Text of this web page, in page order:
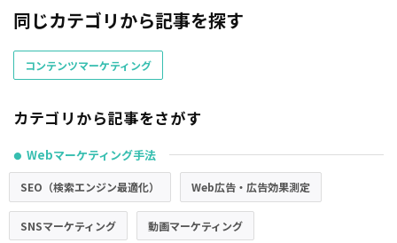
同じカテゴリから記事を探す
コンテンツマーケティング
カテゴリから記事をさがす
● Webマーケティング手法
SEO（検索エンジン最適化） Web広告・広告効果測定
SNSマーケティング 動画マーケティング